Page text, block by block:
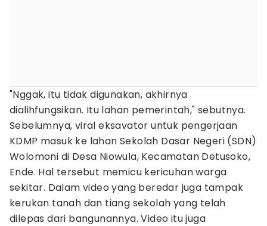
"Nggak, itu tidak digunakan, akhirnya
dialihfungsikan. Itu lahan pemerintah," sebutnya.
Sebelumnya, viral eksavator untuk pengerjaan
KDMP masuk ke lahan Sekolah Dasar Negeri (SDN)
Wolomoni di Desa Niowula, Kecamatan Detusoko,
Ende. Hal tersebut memicu kericuhan warga
sekitar. Dalam video yang beredar juga tampak
kerukan tanah dan tiang sekolah yang telah
dilepas dari bangunannya. Video itu juga